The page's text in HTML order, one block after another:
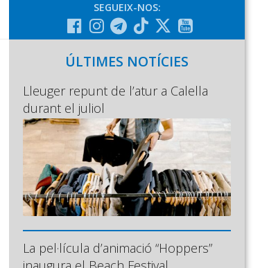
SEGUEIX-NOS:
ÚLTIMES NOTÍCIES
Lleuger repunt de l’atur a Calella
durant el juliol
La pel·lícula d’animació “Hoppers”